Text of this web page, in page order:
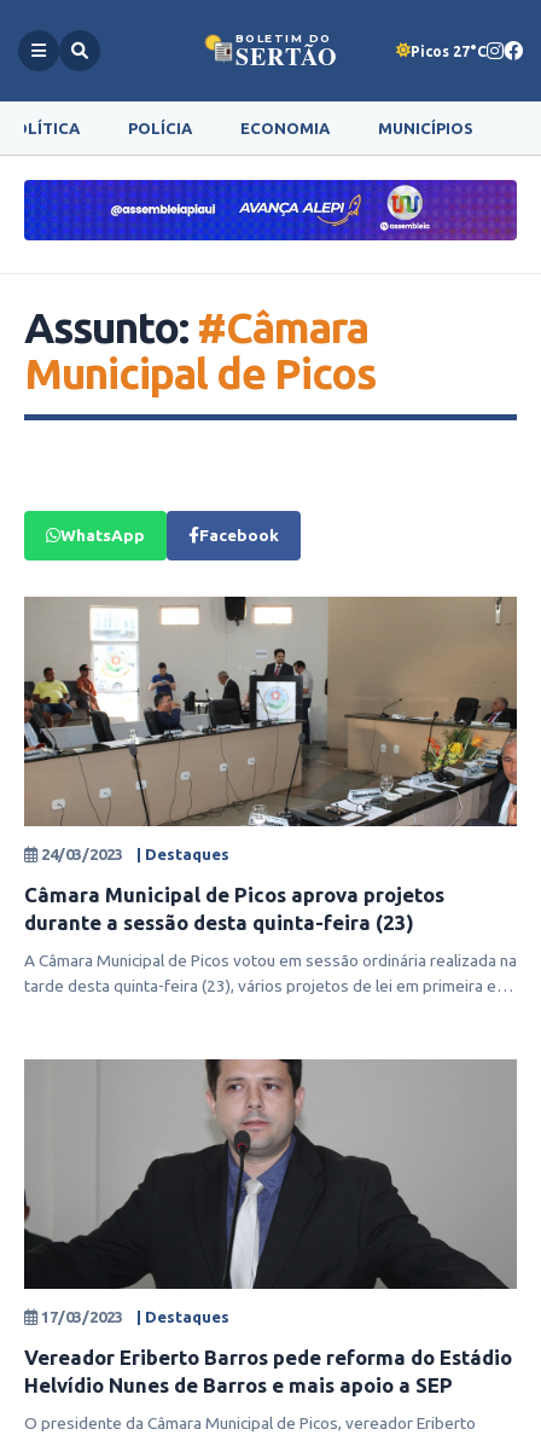
BOLETIM DO
SERTÃO Picos 27°C
POLÍTICA POLÍCIA ECONOMIA MUNICÍPIOS
Assunto: #Câmara
Municipal de Picos
WhatsApp Facebook
24/03/2023 | Destaques
Câmara Municipal de Picos aprova projetos
durante a sessão desta quinta-feira (23)
A Câmara Municipal de Picos votou em sessão ordinária realizada na
tarde desta quinta-feira (23), vários projetos de lei em primeira e
17/03/2023 | Destaques
Vereador Eriberto Barros pede reforma do Estádio
Helvídio Nunes de Barros e mais apoio a SEP
O presidente da Câmara Municipal de Picos, vereador Eriberto